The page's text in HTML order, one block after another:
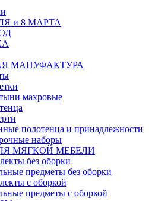
и 8 МАРТА
МАНУФАКТУРА
махровые
полотенца и принадлежности
наборы
МЯГКОЙ МЕБЕЛИ
без оборки
предметы без оборки
с оборкой
предметы с оборкой